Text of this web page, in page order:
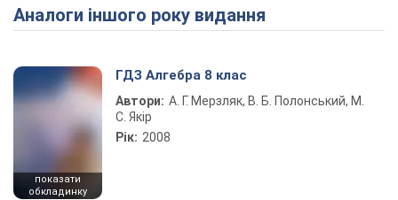
Play Video
Аналоги іншого року видання
показати
обкладинку
ГДЗ Алгебра 8 клас
Автори: А. Г. Мерзляк, В. Б. Полонський, М.
С. Якір
Рік: 2008